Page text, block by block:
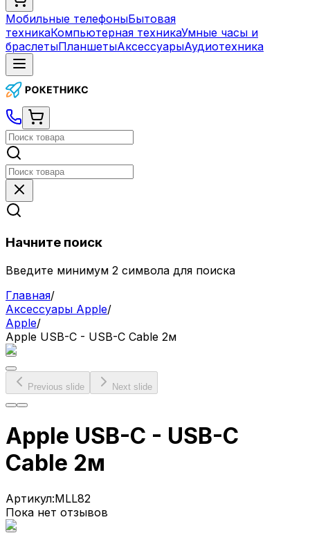
Мобильные телефоныБытовая
техникаКомпьютерная техникаУмные часы и
браслетыПланшетыАксессуарыАудиотехника
Начните поиск
Введите минимум 2 символа для поиска
Главная/
Аксессуары Apple/
Apple/
Apple USB-C - USB-C Cable 2м
Previous slide Next slide
Apple USB-C - USB-C
Cable 2м
Артикул:MLL82
Пока нет отзывов